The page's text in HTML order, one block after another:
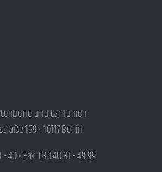
und tarifunion
169 • 10117 Berlin
- 40 • Fax: 030.40 81 - 49 99